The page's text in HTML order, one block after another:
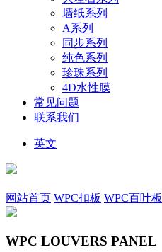
墙纸系列
A系列
同步系列
纯色系列
珍珠系列
4D水性膜
常见问题
联系我们
英文
网站首页 WPC扣板 WPC百叶板
WPC LOUVERS PANEL